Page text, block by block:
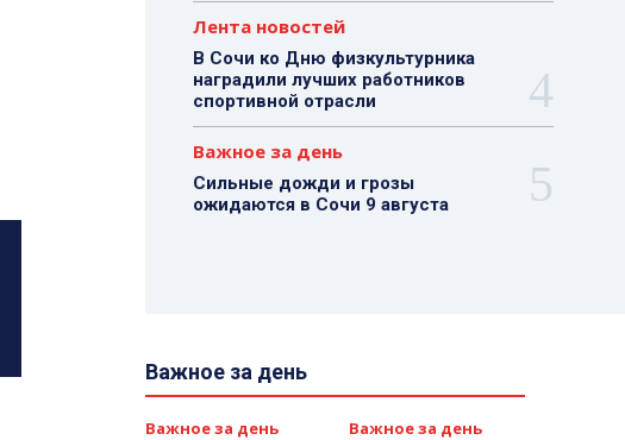
Лента новостей
В Сочи ко Дню физкультурника
наградили лучших работников
спортивной отрасли
Важное за день
Сильные дожди и грозы
ожидаются в Сочи 9 августа
Важное за день
Важное за день Важное за день